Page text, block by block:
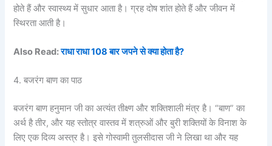
होते हैं और स्वास्थ्य में सुधार आता है। ग्रह दोष शांत होते हैं और जीवन में
स्थिरता आती है।
Also Read:राधा राधा 108 बार जपने से क्या होता है?
4. बजरंग बाण का पाठ
बजरंग बाण हनुमान जी का अत्यंत तीक्ष्ण और शक्तिशाली मंत्र है। “बाण” का
अर्थ है तीर, और यह स्तोत्र वास्तव में शत्रुओं और बुरी शक्तियों के विनाश के
लिए एक दिव्य अस्त्र है। इसे गोस्वामी तुलसीदास जी ने लिखा था और यह